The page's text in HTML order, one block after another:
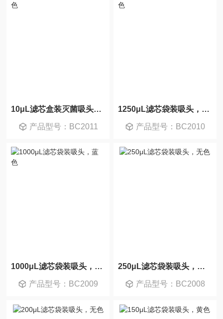
10μL滤芯盒装灭菌吸头，无色
产品型号：BC2011
1250μL滤芯袋装吸头，蓝色
产品型号：BC2010
1000μL滤芯袋装吸头，蓝色
产品型号：BC2009
250μL滤芯袋装吸头，无色
产品型号：BC2008